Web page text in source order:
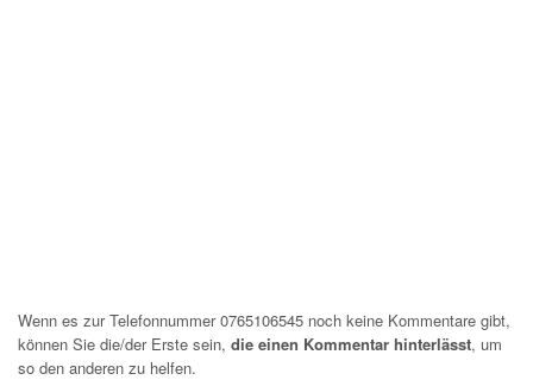
Wenn es zur Telefonnummer 0765106545 noch keine Kommentare gibt,
können Sie die/der Erste sein, die einen Kommentar hinterlässt, um
so den anderen zu helfen.